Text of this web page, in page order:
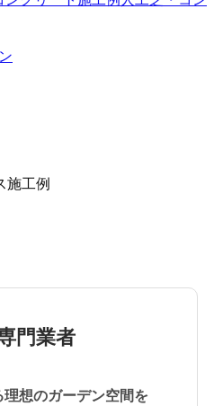
施工例
門業者
想のガーデン空間を